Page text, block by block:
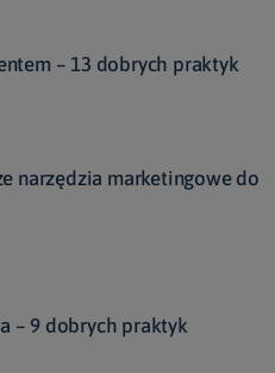
– 13 dobrych praktyk
narzędzia marketingowe do
– 9 dobrych praktyk